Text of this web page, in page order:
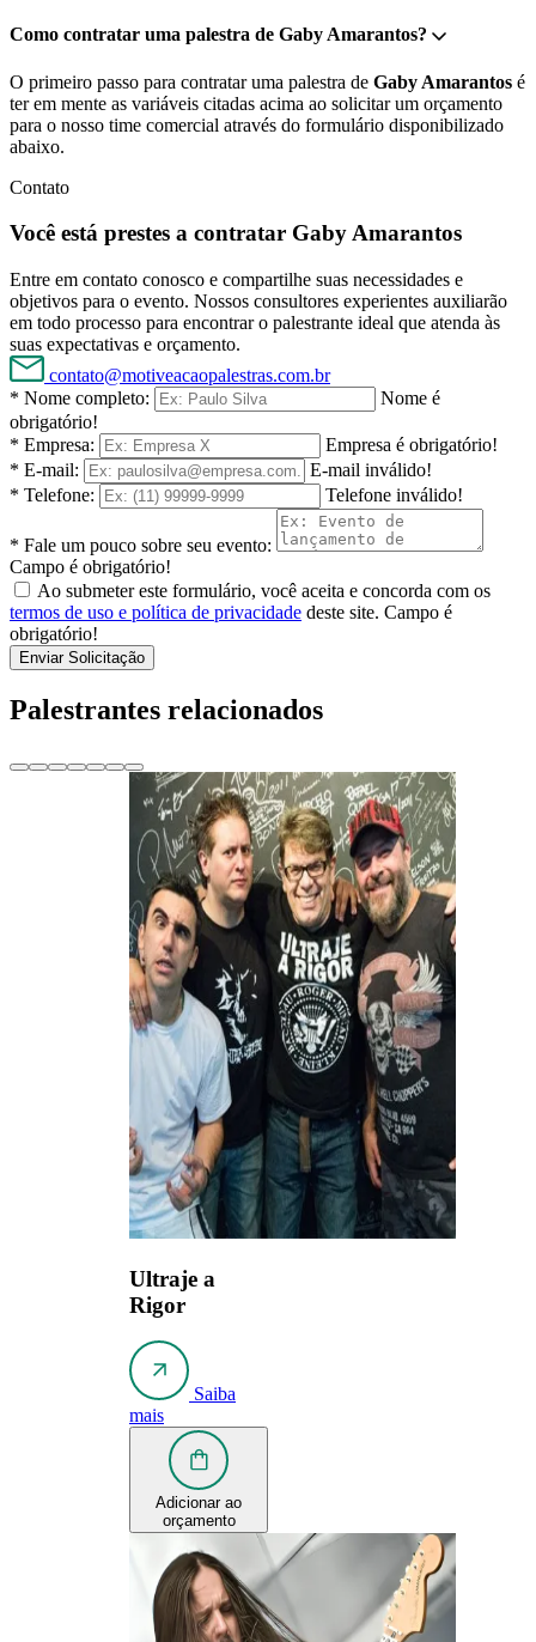
Como contratar uma palestra de Gaby Amarantos?
O primeiro passo para contratar uma palestra de Gaby Amarantos é
ter em mente as variáveis citadas acima ao solicitar um orçamento
para o nosso time comercial através do formulário disponibilizado
abaixo.
Contato
Você está prestes a contratar Gaby Amarantos
Entre em contato conosco e compartilhe suas necessidades e
objetivos para o evento. Nossos consultores experientes auxiliarão
em todo processo para encontrar o palestrante ideal que atenda às
suas expectativas e orçamento.
contato@motiveacaopalestras.com.br
* Nome completo:
Nome é
obrigatório!
* Empresa:
Empresa é obrigatório!
* E-mail:
E-mail inválido!
* Telefone:
Telefone inválido!
* Fale um pouco sobre seu evento:
Campo é obrigatório!
Ao submeter este formulário, você aceita e concorda com os
termos de uso e política de privacidade deste site. Campo é
obrigatório!
Enviar Solicitação
Palestrantes relacionados
Ultraje a
Rigor
Saiba
mais
Adicionar ao
orçamento